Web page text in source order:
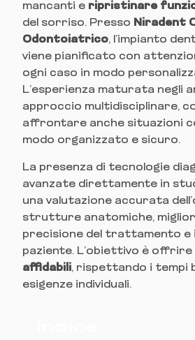
mancanti e ripristinare
del sorriso. Presso Niradent
Odontoiatrico, l’impianto
viene pianificato con
ogni caso in modo
L’esperienza maturata negli
approccio multidisciplinare,
affrontare anche situazioni
modo organizzato e sicuro.
La presenza di tecnologie
avanzate direttamente in
una valutazione accurata
strutture anatomiche,
precisione del trattamento e
paziente. L’obiettivo è offrire
affidabili, rispettando i tempi
esigenze individuali.